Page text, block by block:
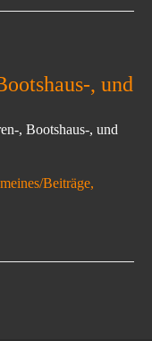
, und
, Bootshaus-, und
Beiträge,